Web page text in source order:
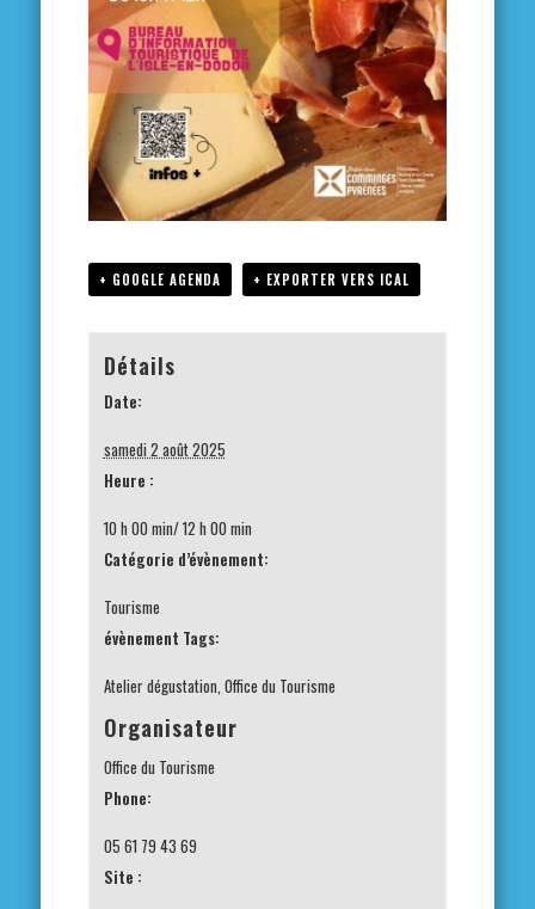
+ GOOGLE AGENDA + EXPORTER VERS ICAL
Détails
Date:
samedi 2 août 2025
Heure :
10 h 00 min/ 12 h 00 min
Catégorie d’évènement:
Tourisme
évènement Tags:
Atelier dégustation, Office du Tourisme
Organisateur
Office du Tourisme
Phone:
05 61 79 43 69
Site :